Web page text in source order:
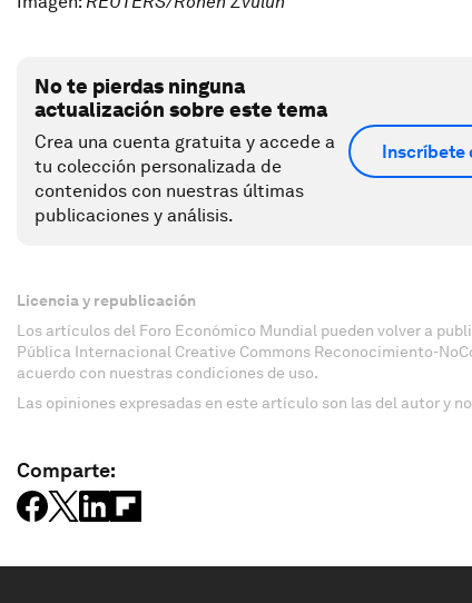
No te pierdas ninguna
actualización sobre este tema
Crea una cuenta gratuita y accede a
tu colección personalizada de
contenidos con nuestras últimas
publicaciones y análisis.
Inscríbete
Licencia y republicación
Los artículos del Foro Económico Mundial pueden volver a
Pública Internacional Creative Commons Reconocimiento-
acuerdo con nuestras condiciones de uso.
Las opiniones expresadas en este artículo son las del autor y
Comparte: